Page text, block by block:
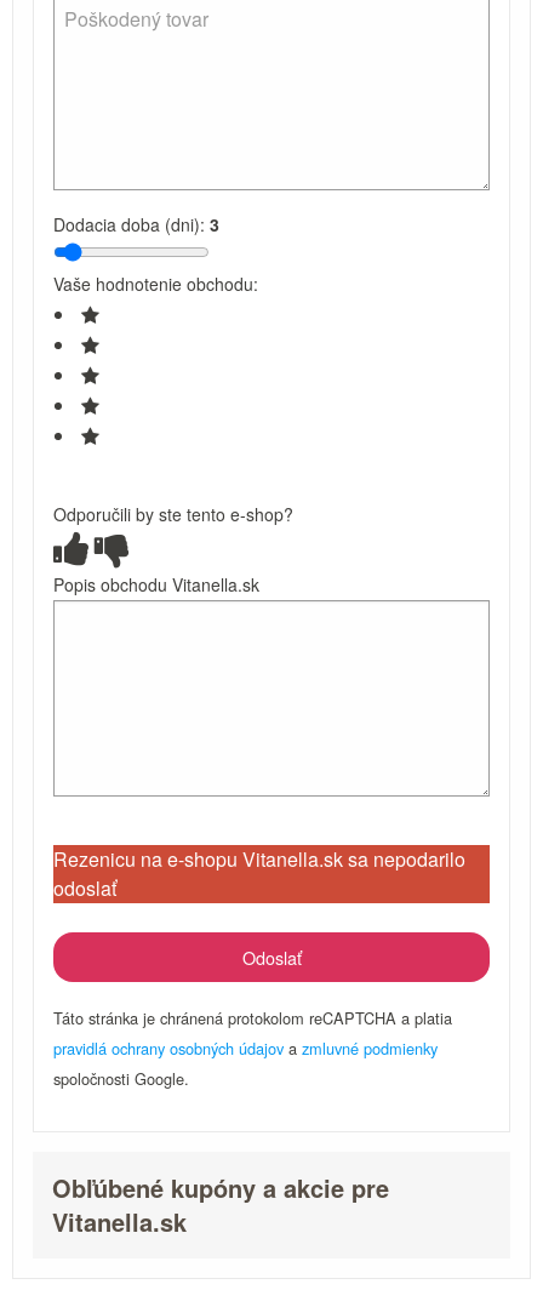
Dodacia doba (dni): 3
Vaše hodnotenie obchodu:
Odporučili by ste tento e-shop?
Popis obchodu Vitanella.sk
Rezenicu na e-shopu Vitanella.sk sa nepodarilo
odoslať
Táto stránka je chránená protokolom reCAPTCHA a platia
pravidlá ochrany osobných údajov a zmluvné podmienky
spoločnosti Google.
Obľúbené kupóny a akcie pre
Vitanella.sk